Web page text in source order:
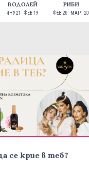
ВОДОЛЕЙ
ЯНУ 21 - ФЕВ 19
РИБИ
ФЕВ 20 - МАРТ 20
се крие в теб?